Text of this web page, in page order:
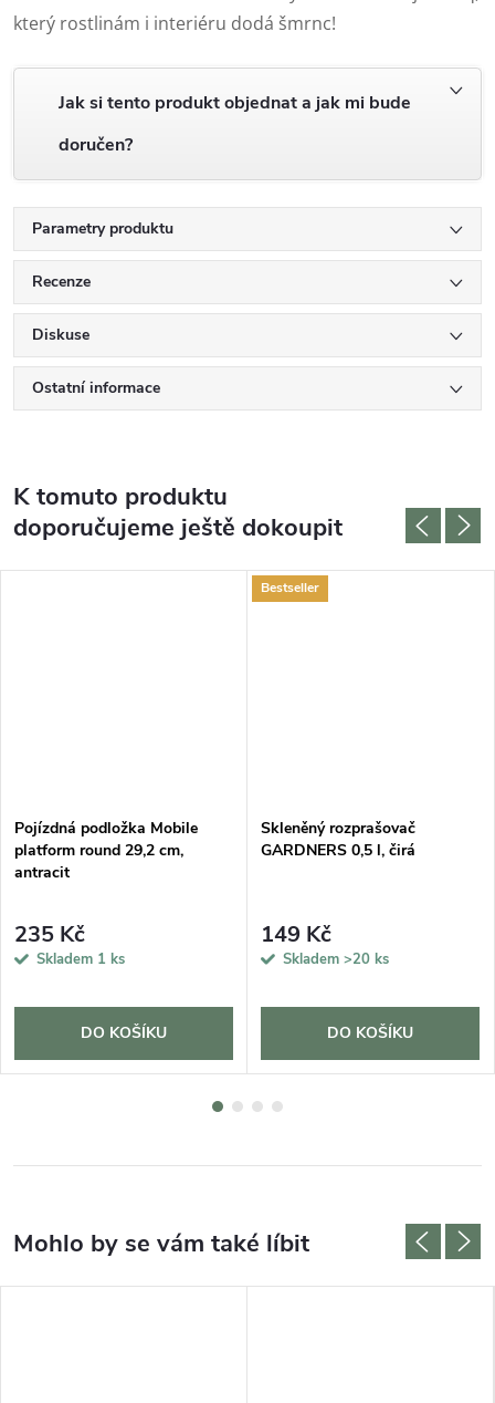
který rostlinám i interiéru dodá šmrnc!
Jak si tento produkt objednat a jak mi bude
doručen?
Parametry produktu
Recenze
Diskuse
Ostatní informace
K tomuto produktu
doporučujeme ještě dokoupit
Pojízdná podložka Mobile
platform round 29,2 cm,
antracit
235 Kč
Skladem 1 ks
DO KOŠÍKU
Bestseller
Skleněný rozprašovač
GARDNERS 0,5 l, čirá
149 Kč
Skladem >20 ks
DO KOŠÍKU